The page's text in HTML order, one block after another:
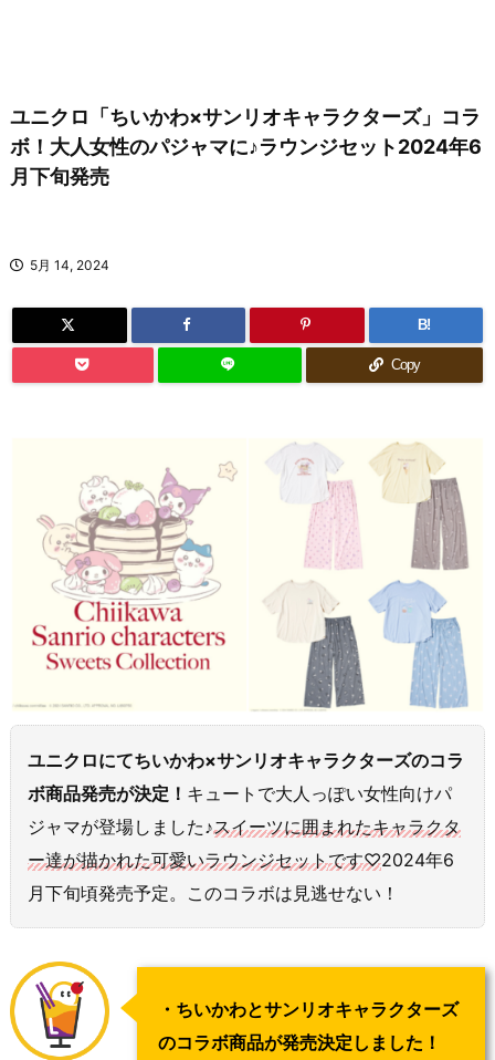
ユニクロ「ちいかわ×サンリオキャラクターズ」コラ
ボ！大人女性のパジャマに♪ラウンジセット2024年6
月下旬発売
5月 14, 2024
B!
Copy
ユニクロにてちいかわ×サンリオキャラクターズのコラ
ボ商品発売が決定！ キュートで大人っぽい女性向けパ
ジャマが登場しました♪スイーツに囲まれたキャラクタ
ー達が描かれた可愛いラウンジセットです♡2024年6
月下旬頃発売予定。このコラボは見逃せない！
・ちいかわとサンリオキャラクターズ
のコラボ商品が発売決定しました！